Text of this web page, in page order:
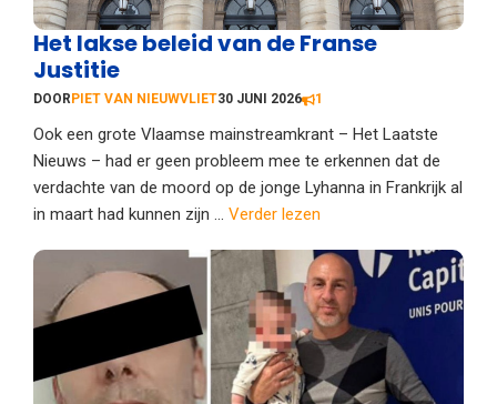
Het lakse beleid van de Franse
Justitie
DOOR PIET VAN NIEUWVLIET30 JUNI 2026 1
Ook een grote Vlaamse mainstreamkrant – Het Laatste
Nieuws – had er geen probleem mee te erkennen dat de
verdachte van de moord op de jonge Lyhanna in Frankrijk al
in maart had kunnen zijn ... Verder lezen